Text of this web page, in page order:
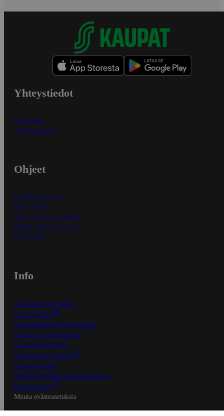
Yhteystiedot
Myymälät
Asiakaspalvelu
Ohjeet
Ensitilaajan ohjeet
Näin maksat
Näin tilaat ja muokkaat
Kaikki ohjeet ja vinkit
In English
Info
S-Business yrityksille
Oiva-raportit
Osuuskauppojen yhteystiedot
Tilaus- ja toimitusehdot
Tietosuojakäytäntö
Palvelun käyttöehdot
Saavutettavuus
Mobiilisovelluksen saavutettavuus
Mainostajalle
Muuta evästeasetuksia